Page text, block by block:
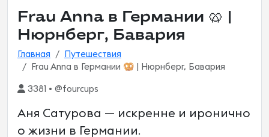
Frau Anna в Германии 🥨 |
Нюрнберг, Бавария
Главная
Путешествия
Frau Anna в Германии 🥨 | Нюрнберг, Бавария
3381 • @fourcups
Аня Сатурова — искренне и иронично
о жизни в Германии.